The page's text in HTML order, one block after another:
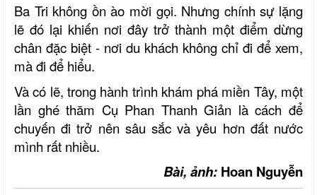
Ba Tri không ồn ào mời gọi. Nhưng chính sự lặng
lẽ đó lại khiến nơi đây trở thành một điểm dừng
chân đặc biệt - nơi du khách không chỉ đi để xem,
mà đi để hiểu.
Và có lẽ, trong hành trình khám phá miền Tây, một
lần ghé thăm Cụ Phan Thanh Giản là cách để
chuyến đi trở nên sâu sắc và yêu hơn đất nước
mình rất nhiều.
Bài, ảnh: Hoan Nguyễn